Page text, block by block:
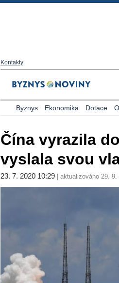
Kontakty
Byznys Ekonomika Dotace
Čína vyrazila
vyslala svou
23. 7. 2020 10:29 | aktualizováno 29. 9.